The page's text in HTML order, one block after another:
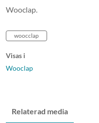
Wooclap.
woocclap
Visas i
Wooclap
Relaterad media